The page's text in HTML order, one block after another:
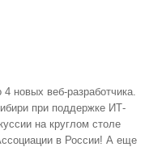
новых веб-разработчика.
при поддержке ИТ-
на круглом столе
в России! А еще